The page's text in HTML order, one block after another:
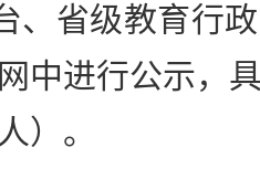
、省级教育行
中进行公示，
）。